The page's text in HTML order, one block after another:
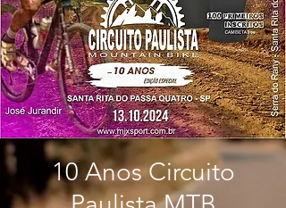
10 Anos Circuito